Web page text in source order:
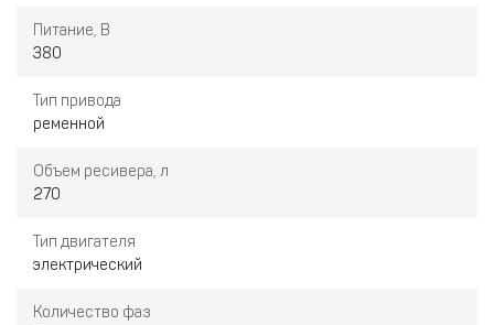
Питание, В
380
Тип привода
ременной
Объем ресивера, л
270
Тип двигателя
электрический
Количество фаз